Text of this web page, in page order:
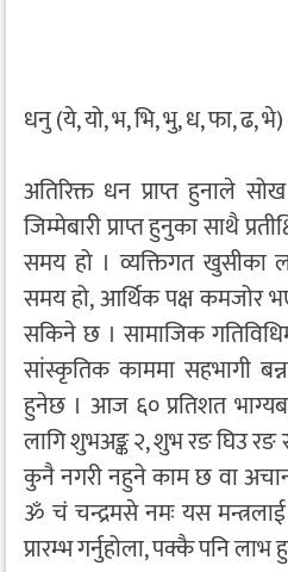
धनु (ये, यो, भ, भि, भु, ध, फा, ढ,
अतिरिक्त धन प्राप्त हुनाले
जिम्मेबारी प्राप्त हुनुका साथै
समय हो । व्यक्तिगत खुसीका
समय हो, आर्थिक पक्ष कमजोर
सकिने छ । सामाजिक
सांस्कृतिक काममा सहभागी
हुनेछ । आज ६० प्रतिशत
लागि शुभअङ्क २, शुभ रङ घिउ रङ
कुनै नगरी नहुने काम छ वा
ॐ चं चन्द्रमसे नमः यस
प्रारम्भ गर्नुहोला, पक्कै पनि लाभ